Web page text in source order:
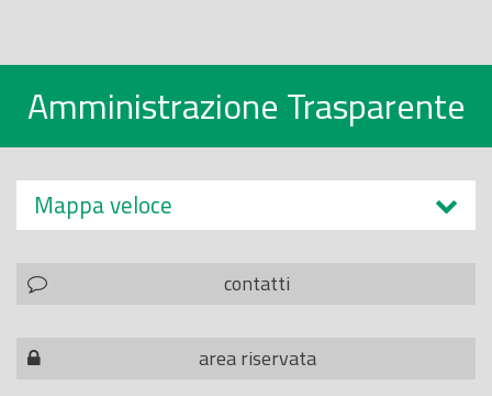
Amministrazione Trasparente
Mappa veloce
contatti
area riservata